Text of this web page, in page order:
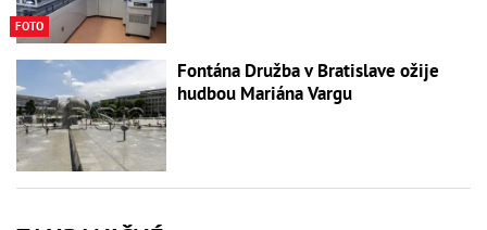
FOTO
Fontána Družba v Bratislave ožije
hudbou Mariána Vargu